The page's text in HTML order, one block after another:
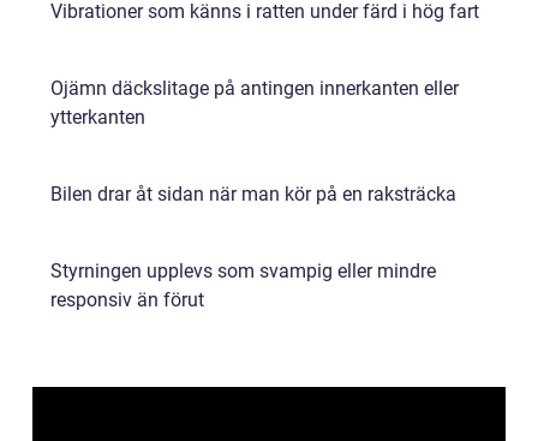
Vibrationer som känns i ratten under färd i hög fart
Ojämn däckslitage på antingen innerkanten eller
ytterkanten
Bilen drar åt sidan när man kör på en raksträcka
Styrningen upplevs som svampig eller mindre
responsiv än förut